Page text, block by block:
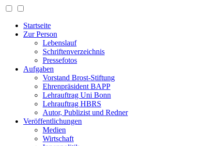
Startseite
Zur Person
Lebenslauf
Schriftenverzeichnis
Pressefotos
Aufgaben
Vorstand Brost-Stiftung
Ehrenpräsident BAPP
Lehrauftrag Uni Bonn
Lehrauftrag HBRS
Autor, Publizist und Redner
Veröffentlichungen
Medien
Wirtschaft